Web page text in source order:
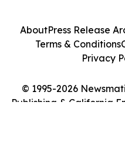
© 1995-2026
Publishing & California
AboutPress Release
Terms & Conditions
Privacy